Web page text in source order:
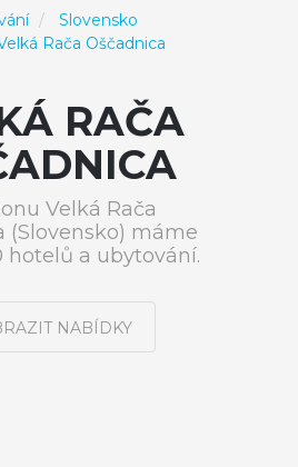
Slovensko
Rača Oščadnica
RAČA
Velká Rača
(Slovensko) máme
hotelů a ubytování.
NABÍDKY